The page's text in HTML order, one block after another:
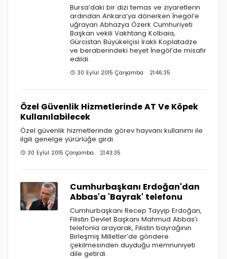
Bursa’daki bir dizi temas ve ziyaretlerin
ardından Ankara’ya dönerken İnegöl’e
uğrayan Abhazya Özerk Cumhuriyeti
Başkan vekili Vakhtang Kolbaia,
Gürcistan Büyükelçisi İrakli Koplatadze
ve beraberindeki heyet İnegöl’de misafir
edildi.
30 Eylül 2015 Çarşamba 21:46:35
Özel Güvenlik Hizmetlerinde AT Ve Köpek
Kullanılabilecek
Özel güvenlik hizmetlerinde görev hayvanı kullanımı ile
ilgili genelge yürürlüğe girdi.
30 Eylül 2015 Çarşamba 21:43:35
Cumhurbaşkanı Erdoğan'dan
Abbas'a 'Bayrak' telefonu
Cumhurbaşkanı Recep Tayyip Erdoğan,
Filistin Devlet Başkanı Mahmud Abbas’ı
telefonla arayarak, Filistin bayrağının
Birleşmiş Milletler’de göndere
çekilmesinden duyduğu memnuniyeti
dile getirdi.